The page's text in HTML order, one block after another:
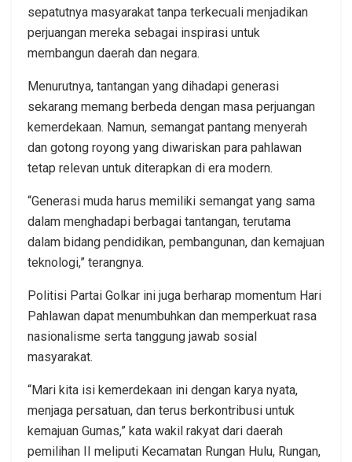
sepatutnya masyarakat tanpa terkecuali menjadikan
perjuangan mereka sebagai inspirasi untuk
membangun daerah dan negara.
Menurutnya, tantangan yang dihadapi generasi
sekarang memang berbeda dengan masa perjuangan
kemerdekaan. Namun, semangat pantang menyerah
dan gotong royong yang diwariskan para pahlawan
tetap relevan untuk diterapkan di era modern.
“Generasi muda harus memiliki semangat yang sama
dalam menghadapi berbagai tantangan, terutama
dalam bidang pendidikan, pembangunan, dan kemajuan
teknologi,” terangnya.
Politisi Partai Golkar ini juga berharap momentum Hari
Pahlawan dapat menumbuhkan dan memperkuat rasa
nasionalisme serta tanggung jawab sosial
masyarakat.
“Mari kita isi kemerdekaan ini dengan karya nyata,
menjaga persatuan, dan terus berkontribusi untuk
kemajuan Gumas,” kata wakil rakyat dari daerah
pemilihan II meliputi Kecamatan Rungan Hulu, Rungan,